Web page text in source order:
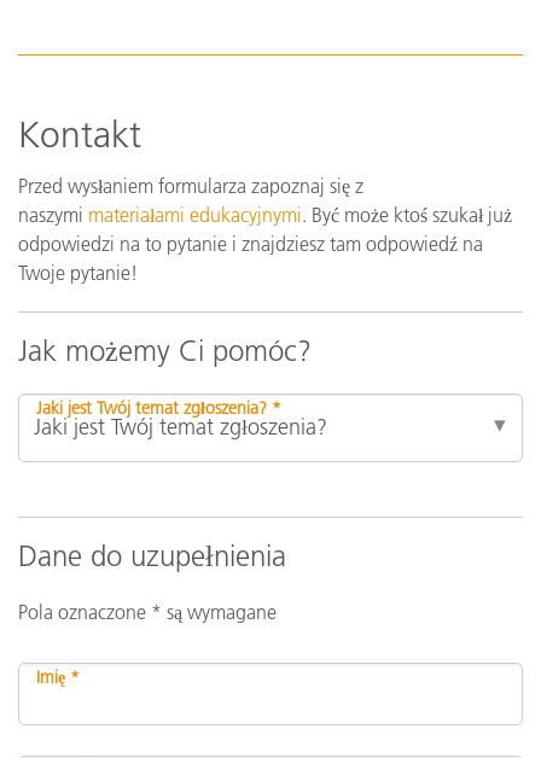
Kontakt
Przed wysłaniem formularza zapoznaj się z
naszymi materiałami edukacyjnymi. Być może ktoś szukał już
odpowiedzi na to pytanie i znajdziesz tam odpowiedź na
Twoje pytanie!
Jak możemy Ci pomóc?
Jaki jest Twój temat zgłoszenia? *
Dane do uzupełnienia
Pola oznaczone * są wymagane
Imię *